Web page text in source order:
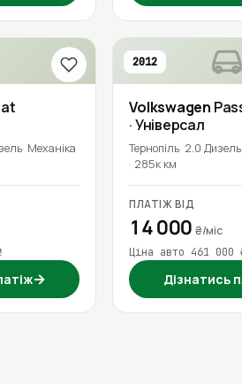
Механіка
→
2012
Volkswagen
· Універсал
Тернопіль 2.0 Дизель
285к км
ПЛАТІЖ ВІД
14 000₴/міс
Ціна авто 461 000
Дізнатись